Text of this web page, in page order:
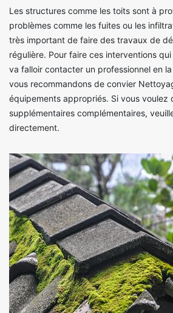
Les structures comme les toits sont à
problèmes comme les fuites ou les
très important de faire des travaux de
régulière. Pour faire ces interventions
va falloir contacter un professionnel en
vous recommandons de convier
équipements appropriés. Si vous voulez
supplémentaires complémentaires,
directement.